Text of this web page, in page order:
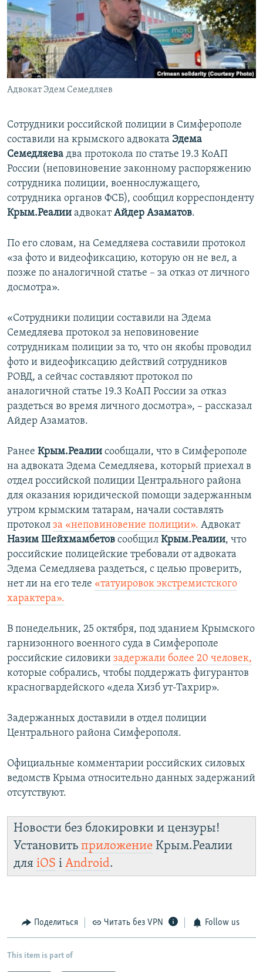
ПОБЕДИТЕЛЕЙ НЕ СУДЯТ?
КРЫМ.НЕПОКОРЕННЫЙ
ELIFBE
УКРАИНСКАЯ ПРОБЛЕМА КРЫМА
ПРИСОЕДИНЯЙТЕСЬ!
Все сайты RFE/RL
Адвокат Эдем Семедляев
Сотрудники российской полиции в Симферополе
составили на крымского адвоката Эдема
Семедляева два протокола по статье 19.3 КоАП
России (неповиновение законному распоряжению
сотрудника полиции, военнослужащего,
сотрудника органов ФСБ), сообщил корреспонденту
Крым.Реалии адвокатАйдер Азаматов.
По его словам, на Семедляева составили протокол
«за фото и видеофиксацию, которую он не вел, а
позже по аналогичной статье – за отказ от личного
досмотра».
«Сотрудники полиции составили на Эдема
Семедляева протокол за неповиновение
сотрудникам полиции за то, что он якобы проводил
фото и видеофиксацию действий сотрудников
РОВД, а сейчас составляют протокол по
аналогичной статье 19.3 КоАП России за отказ
раздеться во время личного досмотра», – рассказал
Айдер Азаматов.
Ранее Крым.Реалии сообщали, что в Симферополе
на адвоката Эдема Семедляева, который приехал в
отдел российской полиции Центрального района
для оказания юридической помощи задержанным
утром крымским татарам, начали составлять
протокол за «неповиновение полиции». Адвокат
Назим Шейхмамбетов сообщил Крым.Реалии, что
российские полицейские требовали от адвоката
Эдема Семедляева раздеться, с целью проверить,
нет ли на его теле «татуировок экстремистского
характера».
В понедельник, 25 октября, под зданием Крымского
гарнизонного военного суда в Симферополе
российские силовики задержали более 20 человек,
которые собрались, чтобы поддержать фигурантов
красногвардейского «дела Хизб ут-Тахрир».
Задержанных доставили в отдел полиции
Центрального района Симферополя.
Официальные комментарии российских силовых
ведомств Крыма относительно данных задержаний
отсутствуют.
Новости без блокировки и цензуры!
Установить приложение Крым.Реалии
для iOS і Android.
Поделиться Читать без VPN Follow us
This item is part of